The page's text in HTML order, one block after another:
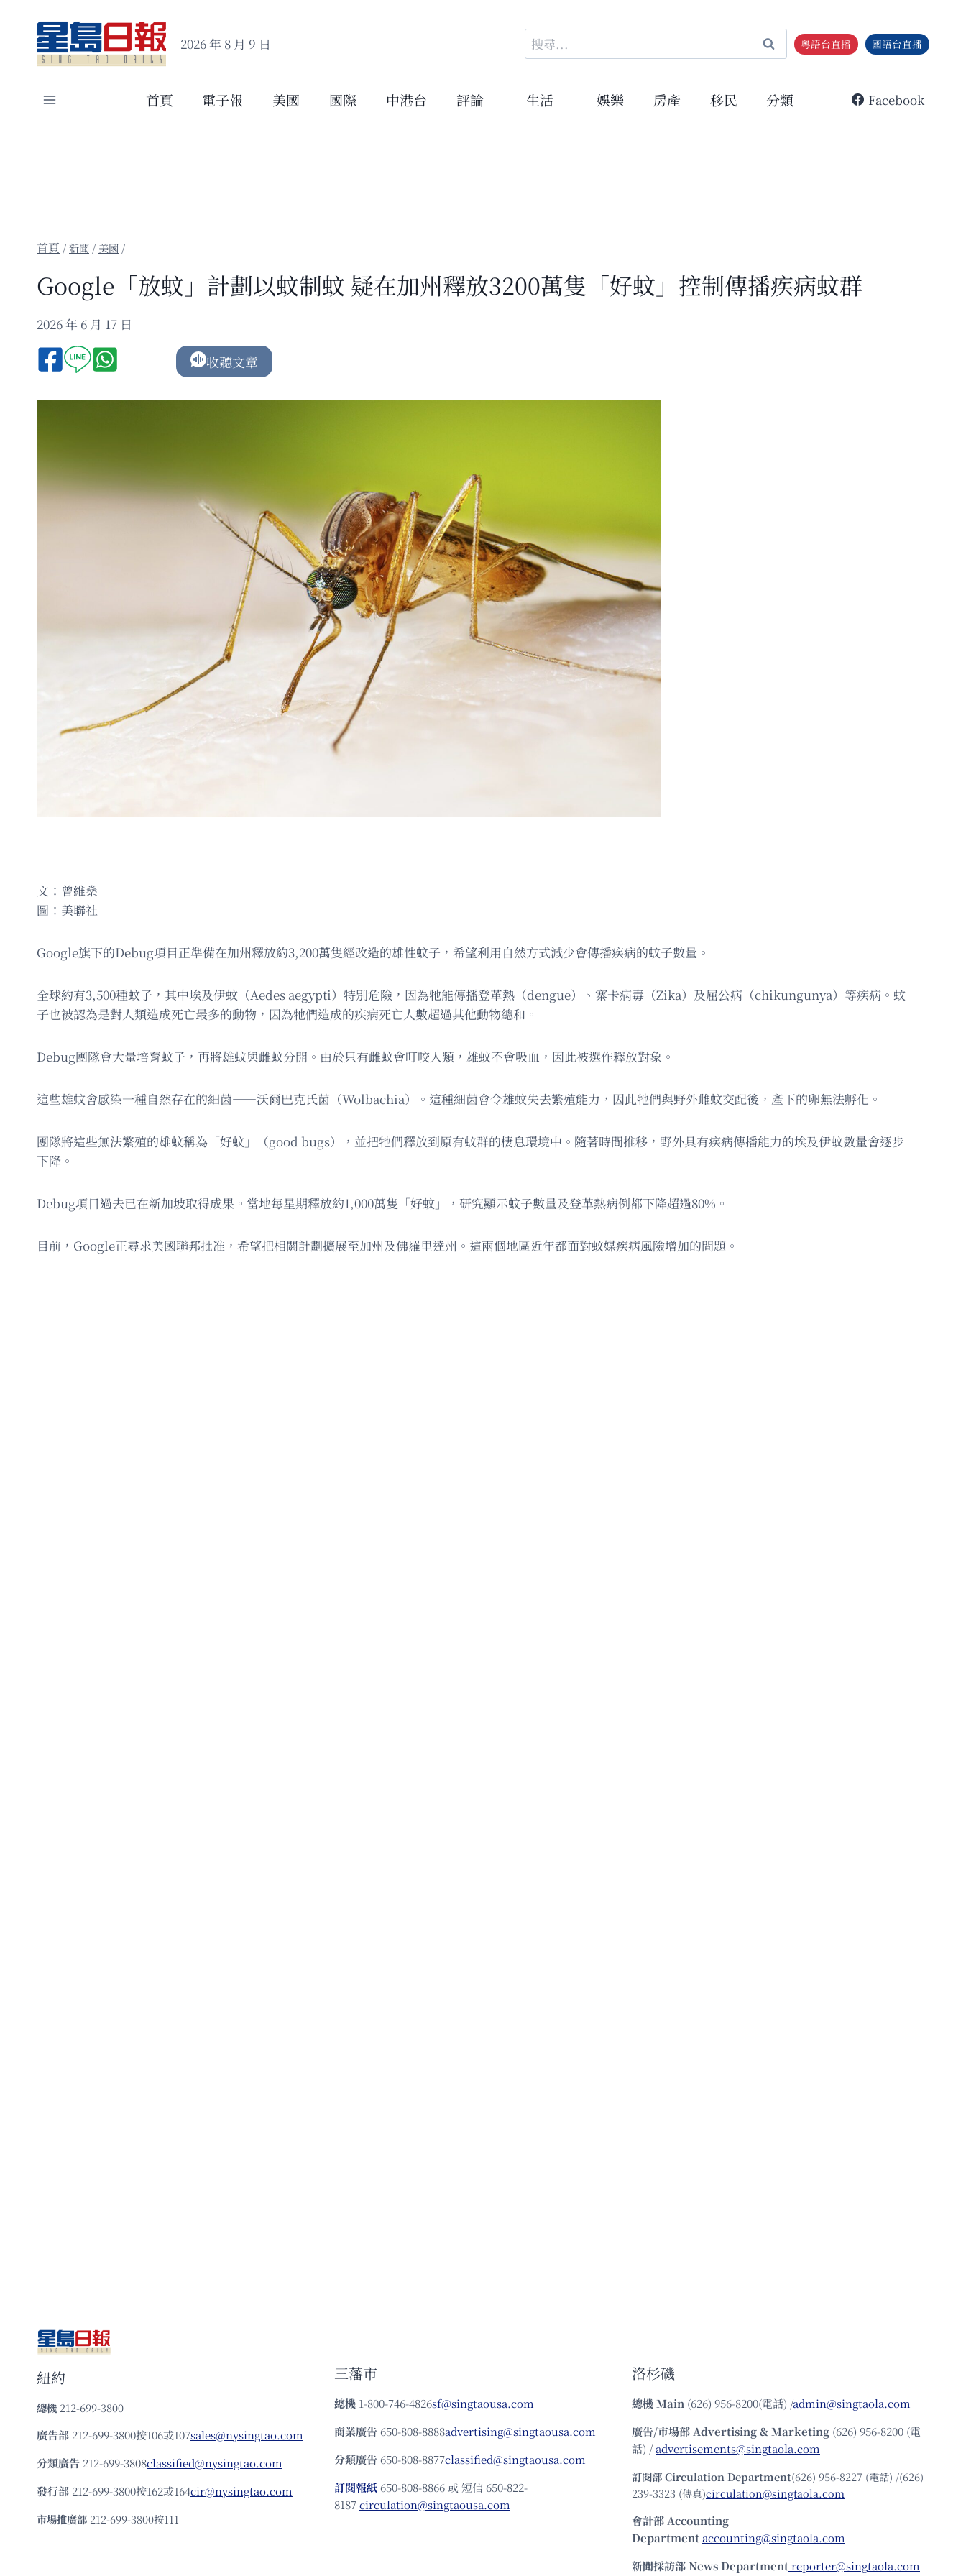
content
2026 年 8 月 9 日
搜
尋
鍵
粵語台直播 國語台直播
首頁 電子報 美國 國際 中港台 評論 生活 娛樂 房產 移民 分類 Facebook
/新聞 / 美國 /
Google「放蚊」計劃以蚊制蚊 疑在加州釋放3200萬隻「好蚊」控制傳播疾病蚊群
2026 年 6 月 17 日
收聽文章
文：曾維燊
圖：美聯社
Google旗下的Debug項目正準備在加州釋放約3,200萬隻經改造的雄性蚊子，希望利用自然方式減少會傳播疾病的蚊子數量。
全球約有3,500種蚊子，其中埃及伊蚊（Aedes aegypti）特別危險，因為牠能傳播登革熱（dengue）、寨卡病毒（Zika）及屈公病（chikungunya）等疾病。蚊
子也被認為是對人類造成死亡最多的動物，因為牠們造成的疾病死亡人數超過其他動物總和。
Debug團隊會大量培育蚊子，再將雄蚊與雌蚊分開。由於只有雌蚊會叮咬人類，雄蚊不會吸血，因此被選作釋放對象。
這些雄蚊會感染一種自然存在的細菌——沃爾巴克氏菌（Wolbachia）。這種細菌會令雄蚊失去繁殖能力，因此牠們與野外雌蚊交配後，產下的卵無法孵化。
團隊將這些無法繁殖的雄蚊稱為「好蚊」（good bugs），並把牠們釋放到原有蚊群的棲息環境中。隨著時間推移，野外具有疾病傳播能力的埃及伊蚊數量會逐步
下降。
Debug項目過去已在新加坡取得成果。當地每星期釋放約1,000萬隻「好蚊」，研究顯示蚊子數量及登革熱病例都下降超過80%。
目前，Google正尋求美國聯邦批准，希望把相關計劃擴展至加州及佛羅里達州。這兩個地區近年都面對蚊媒疾病風險增加的問題。
紐約
總機 212-699-3800
廣告部 212-699-3800按106或107sales@nysingtao.com
分類廣告 212-699-3808classified@nysingtao.com
發⾏部 212-699-3800按162或164cir@nysingtao.com
市場推廣部 212-699-3800按111
三藩市
總機 1-800-746-4826sf@singtaousa.com
商業廣告 650-808-8888advertising@singtaousa.com
分類廣告 650-808-8877classified@singtaousa.com
訂閱報紙 650-808-8866 或 短信 650-822-
8187circulation@singtaousa.com
洛杉磯
總機Main (626) 956-8200(電話) /admin@singtaola.com
廣告/市場部Advertising & Marketing (626) 956-8200 (電
話) /advertisements@singtaola.com
訂閱部 Circulation Department(626) 956-8227 (電話) /(626)
239-3323 (傳真)circulation@singtaola.com
會計部 Accounting
Departmentaccounting@singtaola.com
新聞採訪部 News Departmentreporter@singtaola.com